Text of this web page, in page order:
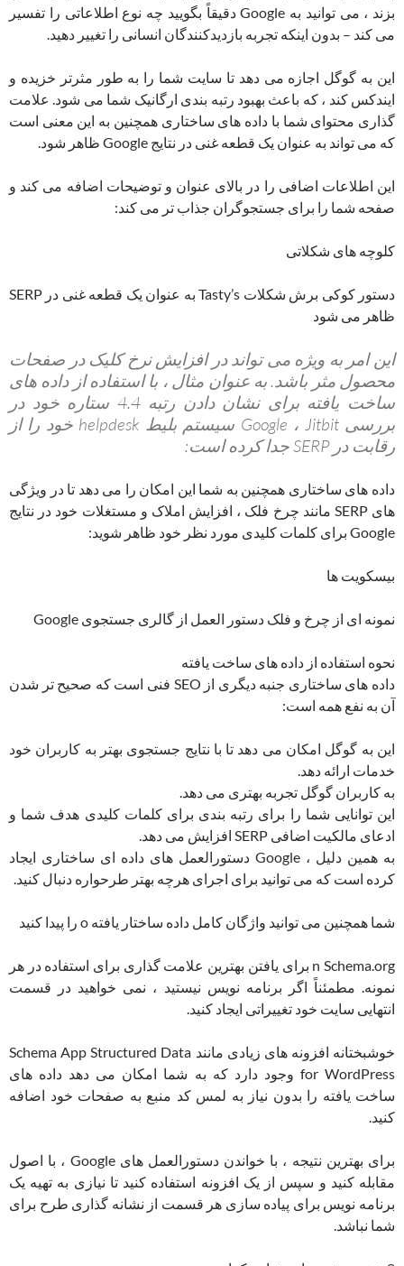
بزند ، می توانید به Google دقیقاً بگویید چه نوع اطلاعاتی را تفسیر
می کند – بدون اینکه تجربه بازدیدکنندگان انسانی را تغییر دهید.
این به گوگل اجازه می دهد تا سایت شما را به طور مثرتر خزیده و
ایندکس کند ، که باعث بهبود رتبه بندی ارگانیک شما می شود. علامت
گذاری محتوای شما با داده های ساختاری همچنین به این معنی است
که می تواند به عنوان یک قطعه غنی در نتایج Google ظاهر شود.
این اطلاعات اضافی را در بالای عنوان و توضیحات اضافه می کند و
صفحه شما را برای جستجوگران جذاب تر می کند:
کلوچه های شکلاتی
دستور کوکی برش شکلات Tasty’s به عنوان یک قطعه غنی در SERP
ظاهر می شود
این امر به ویژه می تواند در افزایش نرخ کلیک در صفحات
محصول مثر باشد. به عنوان مثال ، با استفاده از داده های
ساخت یافته برای نشان دادن رتبه 4.4 ستاره خود در
بررسی Google ، Jitbit سیستم بلیط helpdesk خود را از
رقابت در SERP جدا کرده است:
داده های ساختاری همچنین به شما این امکان را می دهد تا در ویژگی
های SERP مانند چرخ فلک ، افزایش املاک و مستغلات خود در نتایج
Google برای کلمات کلیدی مورد نظر خود ظاهر شوید:
بیسکویت ها
نمونه ای از چرخ و فلک دستور العمل از گالری جستجوی Google
نحوه استفاده از داده های ساخت یافته
داده های ساختاری جنبه دیگری از SEO فنی است که صحیح تر شدن
آن به نفع همه است:
این به گوگل امکان می دهد تا با نتایج جستجوی بهتر به کاربران خود
خدمات ارائه دهد.
به کاربران گوگل تجربه بهتری می دهد.
این توانایی شما را برای رتبه بندی برای کلمات کلیدی هدف شما و
ادعای مالکیت اضافی SERP افزایش می دهد.
به همین دلیل ، Google دستورالعمل های داده ای ساختاری ایجاد
کرده است که می توانید برای اجرای هرچه بهتر طرحواره دنبال کنید.
شما همچنین می توانید واژگان کامل داده ساختار یافته o را پیدا کنید
n Schema.org برای یافتن بهترین علامت گذاری برای استفاده در هر
نمونه. مطمئناً اگر برنامه نویس نیستید ، نمی خواهید در قسمت
انتهایی سایت خود تغییراتی ایجاد کنید.
خوشبختانه افزونه های زیادی مانند Schema App Structured Data
for WordPress وجود دارد که به شما امکان می دهد داده های
ساخت یافته را بدون نیاز به لمس کد منبع به صفحات خود اضافه
کنید.
برای بهترین نتیجه ، با خواندن دستورالعمل های Google ، با اصول
مقابله کنید و سپس از یک افزونه استفاده کنید تا نیازی به تهیه یک
برنامه نویس برای پیاده سازی هر قسمت از نشانه گذاری طرح برای
شما نباشد.